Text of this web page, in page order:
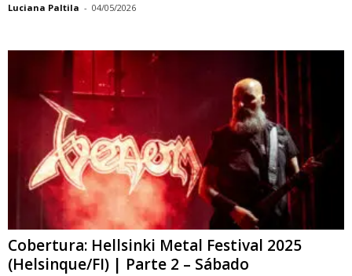
Luciana Paltila - 04/05/2026
Cobertura: Hellsinki Metal Festival 2025
(Helsinque/FI) | Parte 2 – Sábado